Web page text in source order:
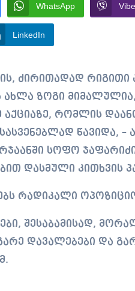
WhatsApp
LinkedIn
ზოგი მიმალულია,
აქციაზე, რომლის
წავიდა, –
სოფო
დასმული კითხვის
რადიკალი
შესაბამისად,
დავალებები და